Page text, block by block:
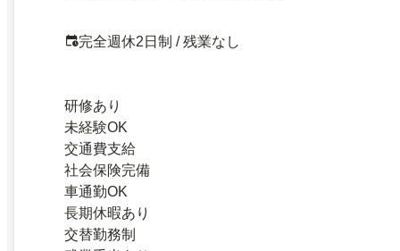
完全週休2日制 / 残業なし
研修あり
未経験OK
交通費支給
社会保険完備
車通勤OK
長期休暇あり
交替勤務制